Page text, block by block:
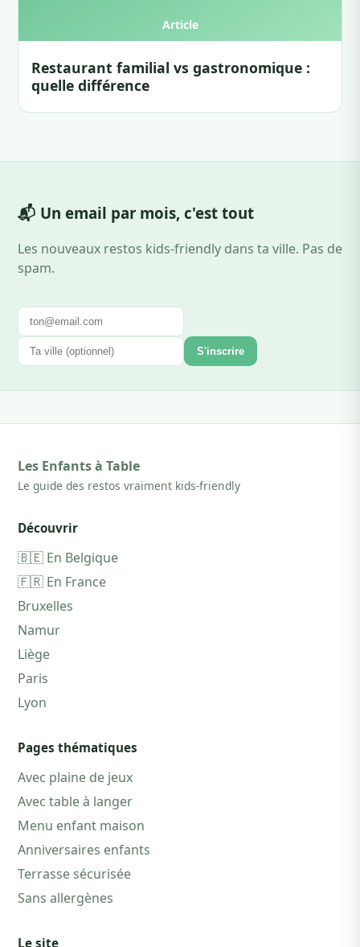
Restaurant familial vs gastronomique :
quelle différence
📬 Un email par mois, c'est tout
Les nouveaux restos kids-friendly dans ta ville. Pas de
spam.
S'inscrire
Les Enfants à Table
Le guide des restos vraiment kids-friendly
Découvrir
🇧🇪 En Belgique
🇫🇷 En France
Bruxelles
Namur
Liège
Paris
Lyon
Pages thématiques
Avec plaine de jeux
Avec table à langer
Menu enfant maison
Anniversaires enfants
Terrasse sécurisée
Sans allergènes
Le site